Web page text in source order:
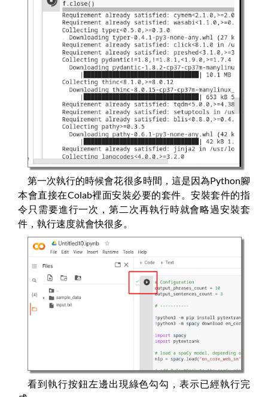
第一次執行的時候會花很多時間，這是因為Python腳
本會直接在Colab裡面安裝必要的套件。安裝套件的指
令只需要進行一次，第二次再執行時就會略過安裝套
件，執行速度就會快很多。
看到執行按鈕左邊出現綠色勾勾，表示已經執行完